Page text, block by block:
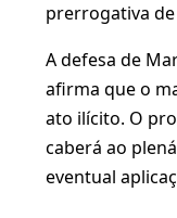
prerrogativa
A defesa de
afirma que o
ato ilícito. O
caberá ao
eventual